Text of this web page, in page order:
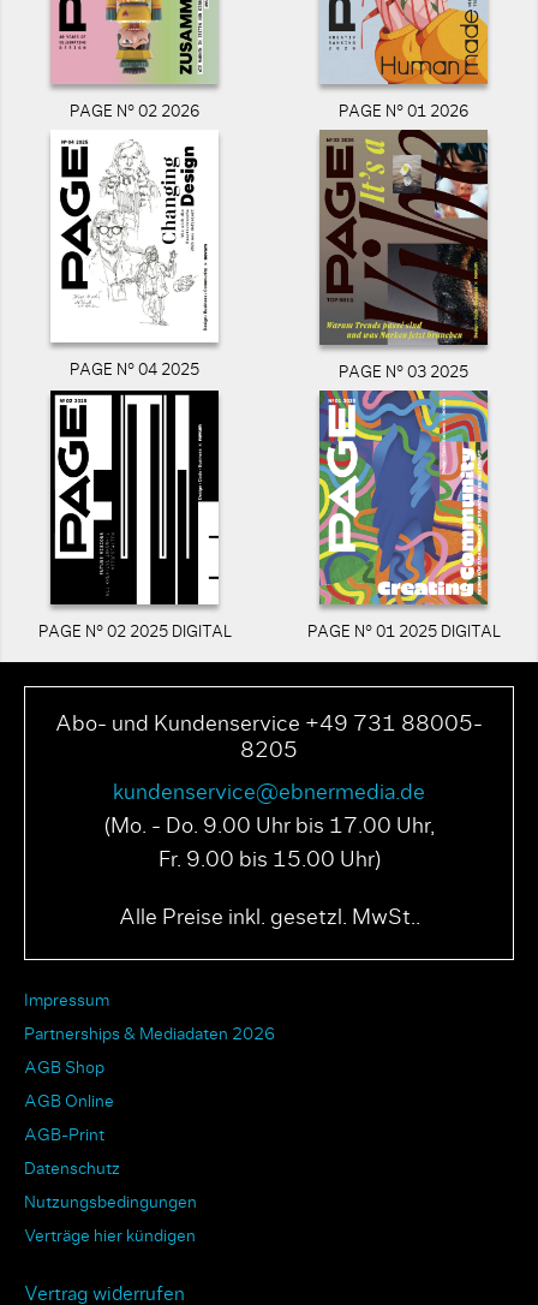
PAGE N° 02 2026 PAGE N° 01 2026
PAGE N° 04 2025 PAGE N° 03 2025
PAGE N° 02 2025 DIGITAL PAGE N° 01 2025 DIGITAL
Abo- und Kundenservice +49 731 88005-
8205
kundenservice@ebnermedia.de
(Mo. - Do. 9.00 Uhr bis 17.00 Uhr,
Fr. 9.00 bis 15.00 Uhr)
Alle Preise inkl. gesetzl. MwSt..
Impressum
Partnerships & Mediadaten 2026
AGB Shop
AGB Online
AGB-Print
Datenschutz
Nutzungsbedingungen
Verträge hier kündigen
Vertrag widerrufen